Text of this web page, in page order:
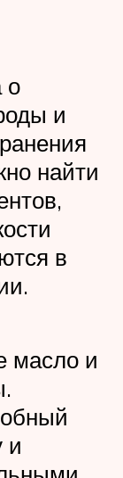
о
и
найти
в
масло и
и